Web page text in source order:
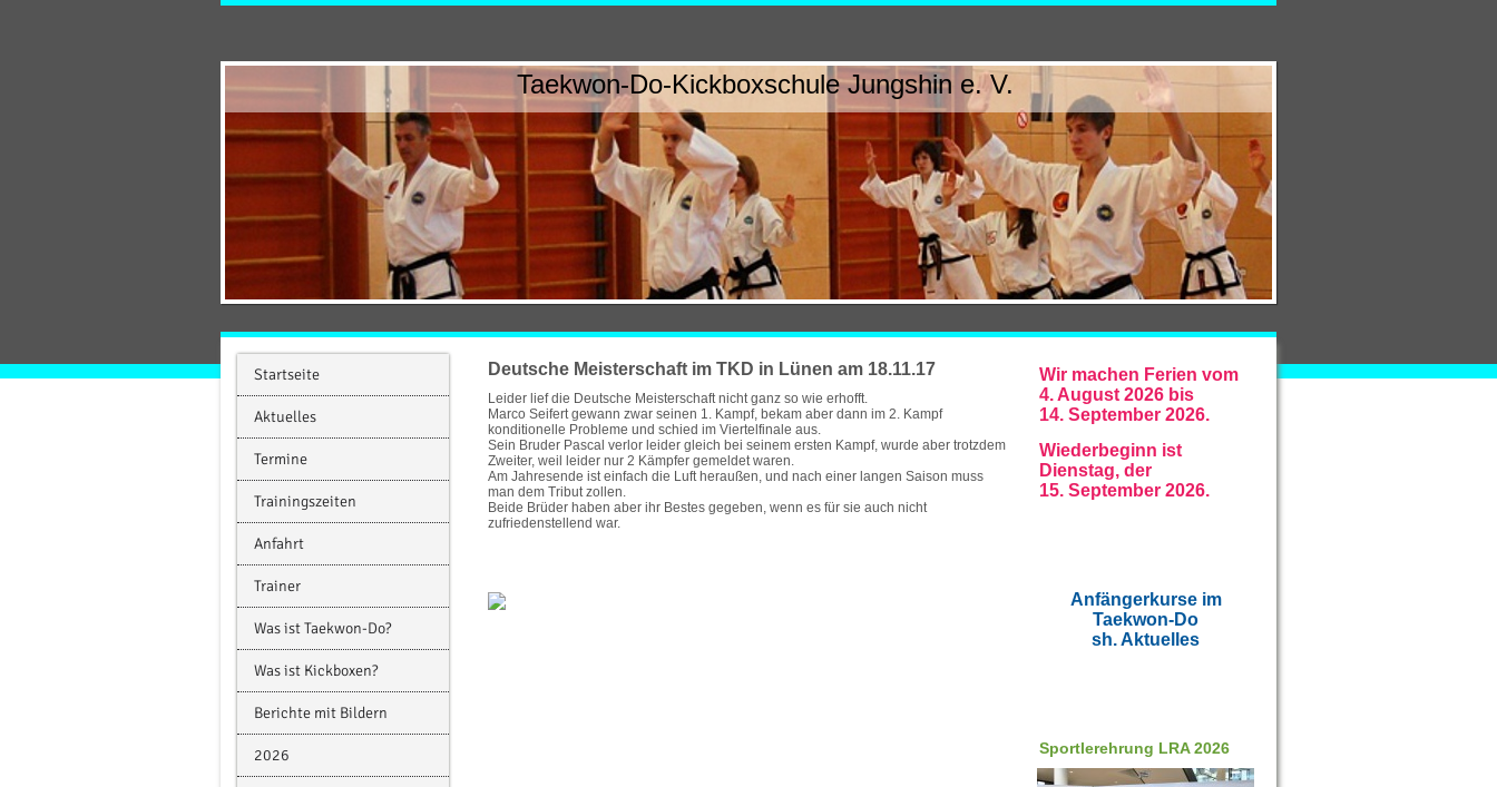
Taekwon-Do-Kickboxschule Jungshin e. V.
Startseite
Aktuelles
Termine
Trainingszeiten
Anfahrt
Trainer
Was ist Taekwon-Do?
Was ist Kickboxen?
Berichte mit Bildern
2026
Deutsche Meisterschaft im TKD in Lünen am 18.11.17
Leider lief die Deutsche Meisterschaft nicht ganz so wie erhofft.
Marco Seifert gewann zwar seinen 1. Kampf, bekam aber dann im 2. Kampf
konditionelle Probleme und schied im Viertelfinale aus.
Sein Bruder Pascal verlor leider gleich bei seinem ersten Kampf, wurde aber trotzdem
Zweiter, weil leider nur 2 Kämpfer gemeldet waren.
Am Jahresende ist einfach die Luft heraußen, und nach einer langen Saison muss
man dem Tribut zollen.
Beide Brüder haben aber ihr Bestes gegeben, wenn es für sie auch nicht
zufriedenstellend war.
Wir machen Ferien vom
4. August 2026 bis
14. September 2026.
Wiederbeginn ist
Dienstag, der
15. September 2026.
Anfängerkurse im
Taekwon-Do
sh. Aktuelles
Sportlerehrung LRA 2026